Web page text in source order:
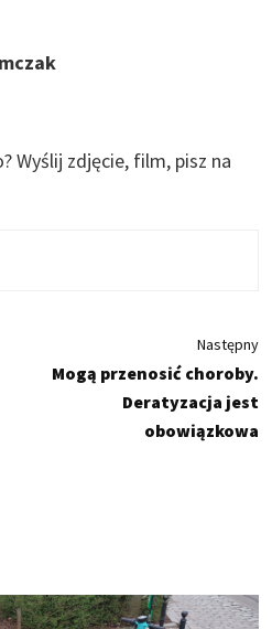
Wyślij zdjęcie, film, pisz na
Następny
Mogą przenosić choroby.
Deratyzacja jest
obowiązkowa